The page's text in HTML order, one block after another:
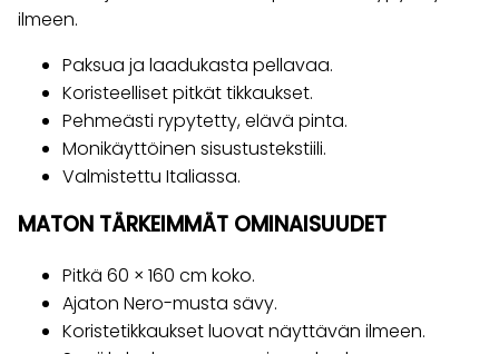
ilmeen.
Paksua ja laadukasta pellavaa.
Koristeelliset pitkät tikkaukset.
Pehmeästi rypytetty, elävä pinta.
Monikäyttöinen sisustustekstiili.
Valmistettu Italiassa.
MATON TÄRKEIMMÄT OMINAISUUDET
Pitkä 60 × 160 cm koko.
Ajaton Nero-musta sävy.
Koristetikkaukset luovat näyttävän ilmeen.